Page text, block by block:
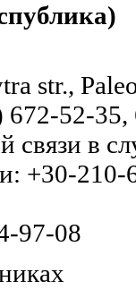
str.,
52-35,
связи в
+30-210-
97-08